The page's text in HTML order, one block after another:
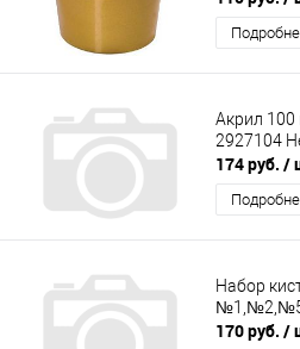
Акрил 100
2927104
174 руб. /
Набор
170 руб. /